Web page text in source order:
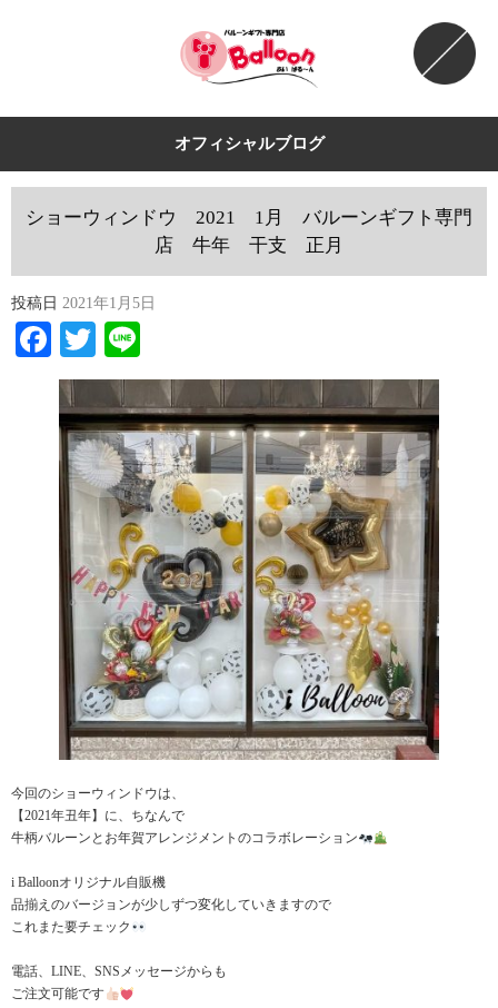
オフィシャルブログ
ショーウィンドウ 2021 1月 バルーンギフト専門
店 牛年 干支 正月
投稿日 2021年1月5日
Facebook
Twitter
今回のショーウィンドウは、
【2021年丑年】に、ちなんで
牛柄バルーンとお年賀アレンジメントのコラボレーション
i Balloonオリジナル自販機
品揃えのバージョンが少しずつ変化していきますので
これまた要チェック
電話、LINE、SNSメッセージからも
ご注文可能です